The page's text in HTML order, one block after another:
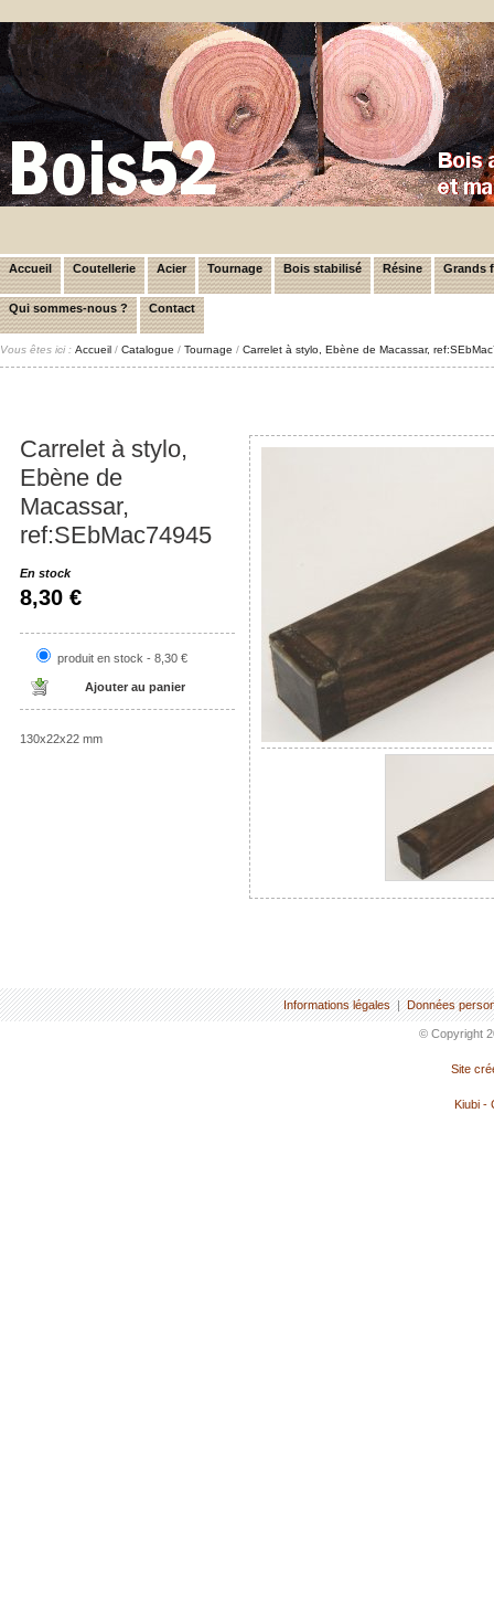
Accueil Coutellerie Acier Tournage Bois stabilisé Résine Grands
Qui sommes-nous ? Contact
Vous êtes ici : Accueil / Catalogue / Tournage / Carrelet à stylo, Ebène de Macassar,
Carrelet à stylo,
Ebène de
Macassar,
ref:SEbMac74945
En stock
8,30 €
produit en stock - 8,30 €
130x22x22 mm
Informations légales | Données
© Copyright
Site
Kiubi -